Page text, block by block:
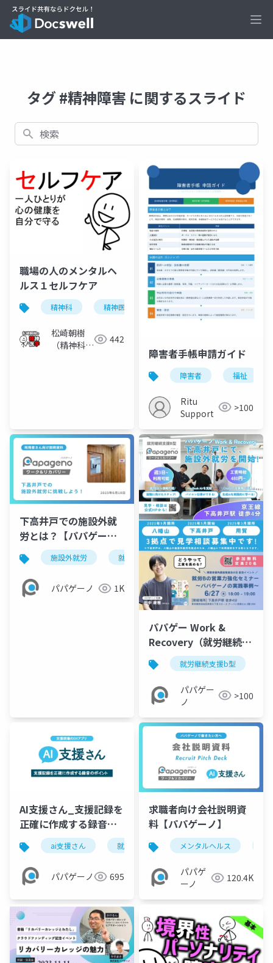
タグ #精神障害 に関するスライド
検索
職場の人のメンタルヘ
ルス１セルフケア
精神科 精神医学 メンタルヘルス セルフ
松崎朝樹
（精神科
442
障害者手帳申請ガイド
障害者 福祉
Ritu
Support
>100
下高井戸での施設外就
労とは？【パパゲー
ノ】
施設外就労 就労継続支援b型 障害福祉
パパゲーノ 1K
パパゲー Work &
Recovery（就労継続支
援B型）が下高井戸での
施設外就労を開始！
【パパゲーノ】
就労継続支援b型
パパゲー
ノ
>100
AI支援さん_支援記録を
正確に作成する録音の
ポイントai支援さん 就労継続支援b型 福祉 障害
パパゲーノ 695
求職者向け会社説明資
料【パパゲーノ】
メンタルヘルス
パパゲ
ーノ
120.4K